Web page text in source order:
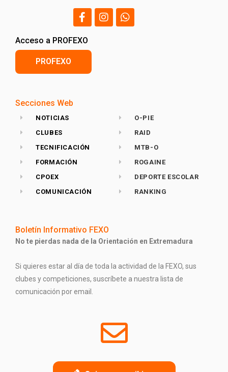
Acceso a PROFEXO
PROFEXO
Secciones Web
NOTICIAS
CLUBES
TECNIFICACIÓN
FORMACIÓN
CPOEX
COMUNICACIÓN
O-PIE
RAID
MTB-O
ROGAINE
DEPORTE ESCOLAR
RANKING
Boletín Informativo FEXO
No te pierdas nada de la Orientación en Extremadura
Si quieres estar al día de toda la actividad de la FEXO, sus
clubes y competiciones, suscríbete a nuestra lista de
comunicación por email.